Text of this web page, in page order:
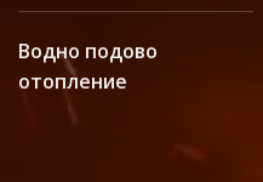
Водно подово
отопление